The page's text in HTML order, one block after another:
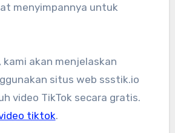
menyimpannya untuk
kami akan menjelaskan
situs web ssstik.io
video TikTok secara gratis.
tiktok.